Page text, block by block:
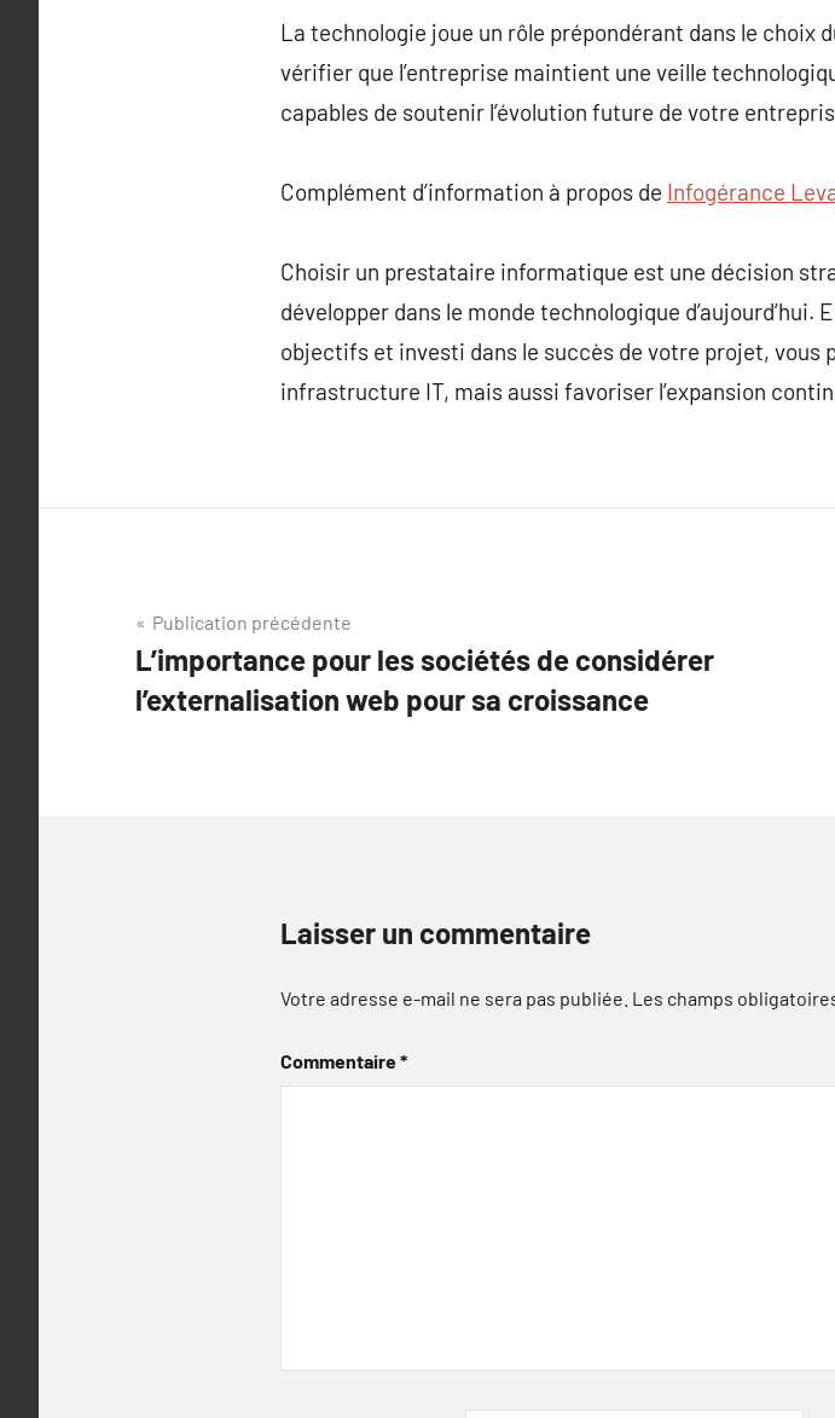
La technologie joue un rôle prépondérant dans le
vérifier que l’entreprise maintient une veille
capables de soutenir l’évolution future de votre
Complément d’information à propos de Infogérance
Choisir un prestataire informatique est une décision
développer dans le monde technologique
objectifs et investi dans le succès de votre projet,
infrastructure IT, mais aussi favoriser l’expansion
Navigation
de
l’article
Publication précédente
L’importance pour les sociétés de considérer
l’externalisation web pour sa croissance
Laisser un commentaire
Votre adresse e-mail ne sera pas publiée. Les champs
Commentaire*